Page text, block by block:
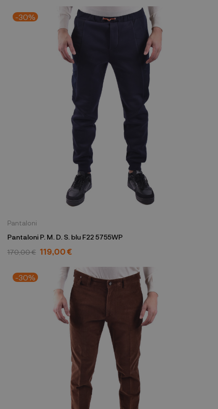
-30%
Pantaloni
Pantaloni P. M. D. S. blu F22 5755WP
170,00 € 119,00 €
-30%